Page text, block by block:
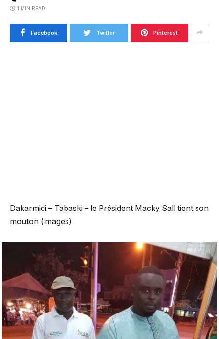
1 MIN READ
Facebook Twitter Pinterest
Dakarmidi – Tabaski – le Président Macky Sall tient son
mouton (images)